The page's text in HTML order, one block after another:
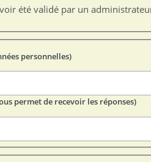
été validé par un
personnelles)
permet de recevoir les réponses)